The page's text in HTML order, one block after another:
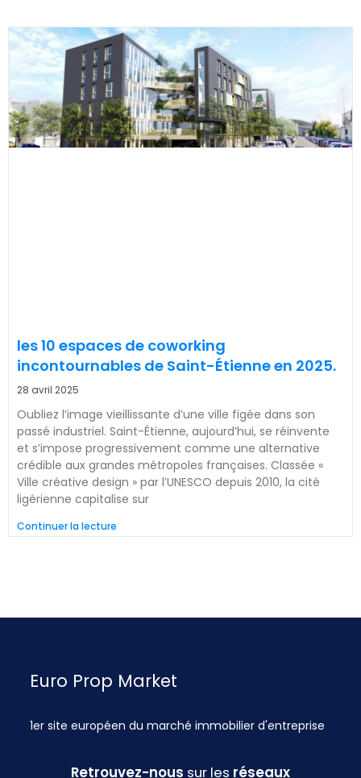
les 10 espaces de coworking
incontournables de Saint-Étienne en 2025.
28 avril 2025
Oubliez l’image vieillissante d’une ville figée dans son
passé industriel. Saint-Étienne, aujourd’hui, se réinvente
et s’impose progressivement comme une alternative
crédible aux grandes métropoles françaises. Classée «
Ville créative design » par l’UNESCO depuis 2010, la cité
ligérienne capitalise sur
Continuer la lecture
Euro Prop Market
1er site européen du marché immobilier d'entreprise
Retrouvez-nous sur les réseaux